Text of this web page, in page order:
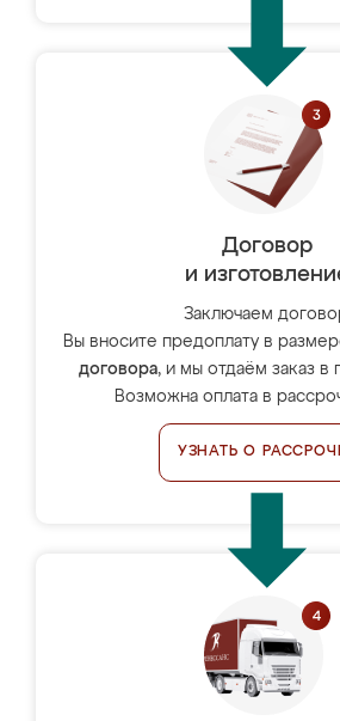
Договор
и
Заключаем
Вы вносите предоплату в
договора, и мы отдаём заказ в
Возможна оплата в
УЗНАТЬ О